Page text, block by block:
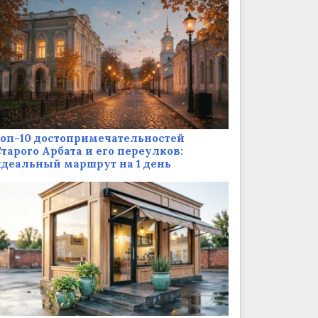
10 достопримечательностей
Арбата и его переулков:
маршрут на 1 день